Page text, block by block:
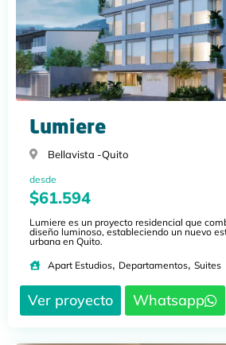
Lumiere
Bellavista -Quito
desde
$61.594
Lumiere es un proyecto residencial que
diseño luminoso, estableciendo un nuevo
urbana en Quito.
Apart Estudios, Departamentos, Suites
Ver proyecto Whatsapp